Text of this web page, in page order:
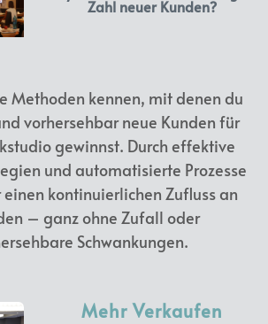
Zahl neuer Kunden?
Methoden kennen, mit denen du
vorhersehbar neue Kunden für
gewinnst. Durch effektive
und automatisierte Prozesse
kontinuierlichen Zufluss an
– ganz ohne Zufall oder
Schwankungen.
Mehr Verkaufen